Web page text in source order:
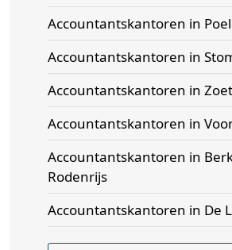
Accountantskantoren in
Accountantskantoren in
Accountantskantoren in
Accountantskantoren in
Accountantskantoren in
Rodenrijs
Accountantskantoren in De